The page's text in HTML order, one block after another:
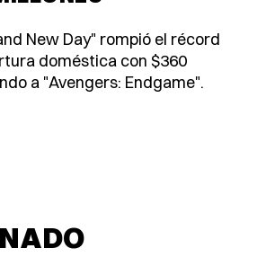
New Day" rompió el récord
doméstica con $360
a "Avengers: Endgame".